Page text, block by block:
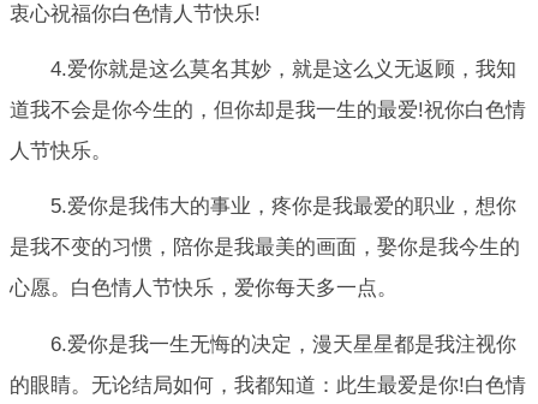
衷心祝福你白色情人节快乐!
4.爱你就是这么莫名其妙，就是这么义无返顾，我知
道我不会是你今生的，但你却是我一生的最爱!祝你白色情
人节快乐。
5.爱你是我伟大的事业，疼你是我最爱的职业，想你
是我不变的习惯，陪你是我最美的画面，娶你是我今生的
心愿。白色情人节快乐，爱你每天多一点。
6.爱你是我一生无悔的决定，漫天星星都是我注视你
的眼睛。无论结局如何，我都知道：此生最爱是你!白色情